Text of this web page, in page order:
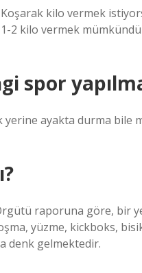
kilo vermek
2 kilo vermek
spor
ayakta durma bile
Örgütü raporuna göre, bir
yüzme, kickboks,
denk gelmektedir.